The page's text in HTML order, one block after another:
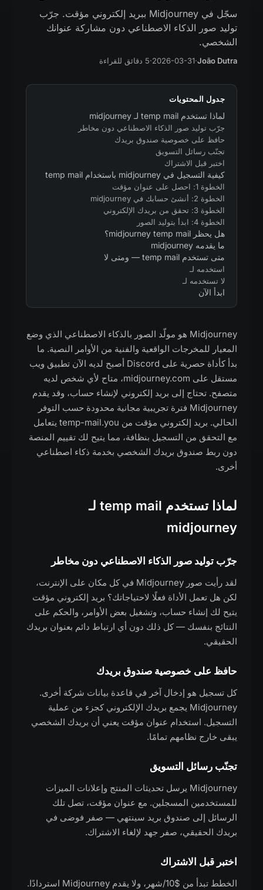
سجّل في Midjourney ببريد إلكتروني مؤقت. جرّب
توليد صور الذكاء الاصطناعي دون مشاركة عنوانك
الشخصي.
João Dutra
·
2026-03-31
·5 دقائق للقراءة
جدول المحتويات
لماذا تستخدم temp mail لـ midjourney
جرّب توليد صور الذكاء الاصطناعي دون مخاطر
حافظ على خصوصية صندوق بريدك
تجنّب رسائل التسويق
اختبر قبل الاشتراك
كيفية التسجيل في midjourney باستخدام temp mail
الخطوة 1: احصل على عنوان مؤقت
الخطوة 2: أنشئ حسابك في midjourney
الخطوة 3: تحقق من بريدك الإلكتروني
الخطوة 4: ابدأ بتوليد الصور
هل يحظر midjourney temp mail؟
ما يقدمه midjourney
متى تستخدم temp mail — ومتى لا
استخدمه لـ
لا تستخدمه لـ
ابدأ الآن
Midjourney هو مولّد الصور بالذكاء الاصطناعي الذي وضع
المعيار للمخرجات الواقعية والفنية من الأوامر النصية. ما
بدأ كأداة حصرية على Discord أصبح لديه الآن تطبيق ويب
مستقل على midjourney.com، متاح لأي شخص لديه
متصفح. تحتاج إلى بريد إلكتروني لإنشاء حساب، وقد يقدم
Midjourney فترة تجريبية مجانية محدودة حسب التوفر
الحالي. بريد إلكتروني مؤقت من temp-mail.you يتعامل
مع التحقق من التسجيل بنظافة، مما يتيح لك تقييم المنصة
دون ربط صندوق بريدك الشخصي بخدمة ذكاء اصطناعي
أخرى.
لماذا تستخدم temp mail لـ
midjourney
جرّب توليد صور الذكاء الاصطناعي دون مخاطر
لقد رأيت صور Midjourney في كل مكان على الإنترنت،
لكن هل تعمل الأداة فعلًا لاحتياجاتك؟ بريد إلكتروني مؤقت
يتيح لك إنشاء حساب، وتشغيل بعض الأوامر، والحكم على
النتائج بنفسك — كل ذلك دون أي ارتباط دائم بعنوان بريدك
الحقيقي.
حافظ على خصوصية صندوق بريدك
كل تسجيل هو إدخال آخر في قاعدة بيانات شركة أخرى.
Midjourney يجمع بريدك الإلكتروني كجزء من عملية
التسجيل. استخدام عنوان مؤقت يعني أن بريدك الشخصي
يبقى خارج نظامهم تمامًا.
تجنّب رسائل التسويق
Midjourney يرسل تحديثات المنتج وإعلانات الميزات
للمستخدمين المسجلين. مع عنوان مؤقت، تصل تلك
الرسائل إلى صندوق بريد سينتهي — صفر فوضى في
بريدك الحقيقي، صفر جهد لإلغاء الاشتراك.
اختبر قبل الاشتراك
الخطط تبدأ من $10/شهر، ولا يقدم Midjourney استردادًا.